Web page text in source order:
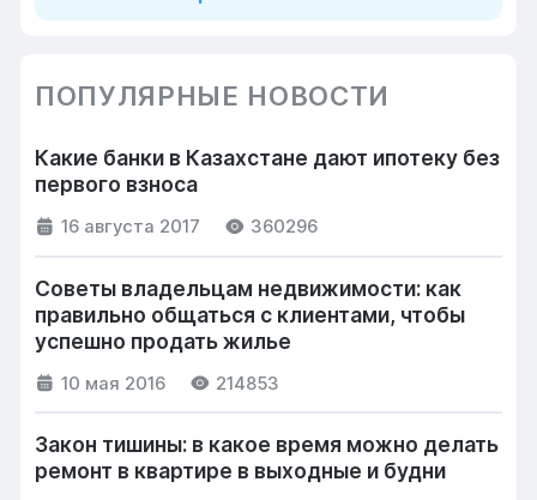
ПОПУЛЯРНЫЕ НОВОСТИ
Какие банки в Казахстане дают ипотеку без
первого взноса
16 августа 2017 360296
Советы владельцам недвижимости: как
правильно общаться с клиентами, чтобы
успешно продать жилье
10 мая 2016 214853
Закон тишины: в какое время можно делать
ремонт в квартире в выходные и будни